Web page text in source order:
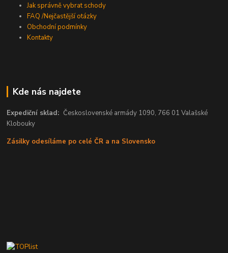
Jak správně vybrat schody
FAQ /Nejčastější otázky
Obchodní podmínky
Kontakty
Kde nás najdete
Expediční sklad:Československé armády 1090, 766 01 Valašské
Klobouky
Zásilky odesíláme po celé ČR a na Slovensko